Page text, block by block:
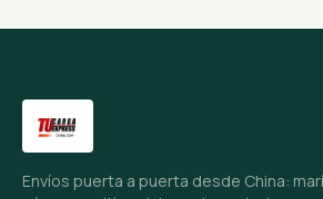
Envíos puerta a puerta desde China: